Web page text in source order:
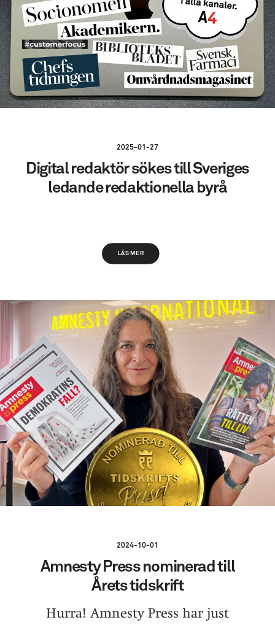
2025-01-27
Digital redaktör sökes till Sveriges
ledande redaktionella byrå
LÄS MER
2024-10-01
Amnesty Press nominerad till
Årets tidskrift
Hurra! Amnesty Press har just